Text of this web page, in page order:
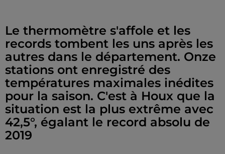
Le thermomètre s'affole et les
records tombent les uns après les
autres dans le département. Onze
stations ont enregistré des
températures maximales inédites
pour la saison. C'est à Houx que la
situation est la plus extrême avec
42,5°, égalant le record absolu de
2019